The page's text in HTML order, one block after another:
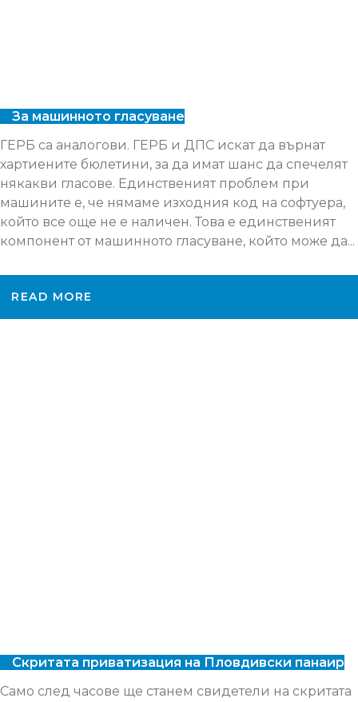
За машинното гласуване
ГЕРБ са аналогови. ГЕРБ и ДПС искат да върнат
хартиените бюлетини, за да имат шанс да спечелят
някакви гласове. Единственият проблем при
машините е, че нямаме изходния код на софтуера,
който все още не е наличен. Това е единственият
компонент от машинното гласуване, който може да...
READ MORE
Скритата приватизация на Пловдивски панаир
Само след часове ще станем свидетели на скритата